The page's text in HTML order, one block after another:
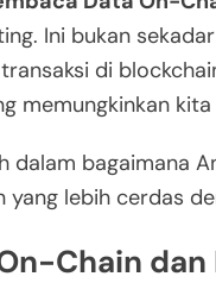
Ini bukan
di
memungkinkan kita
dalam bagaimana
lebih cerdas
Chain